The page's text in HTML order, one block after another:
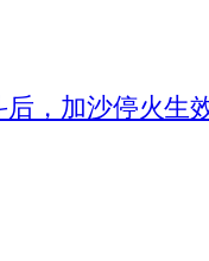
，加沙停火生